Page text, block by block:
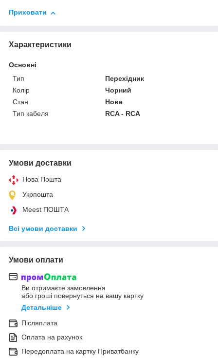
Приховати
Характеристики
Основні
Тип
Перехідник
Колір
Чорний
Стан
Нове
Тип кабеля
RCA - RCA
Умови доставки
Нова Пошта
Укрпошта
Meest ПОШТА
Всі умови доставки
Умови оплати
Ви отримаєте замовлення
або гроші повернуться на вашу картку
Детальніше
Післяплата
Оплата на рахунок
Передоплата на картку Приватбанку